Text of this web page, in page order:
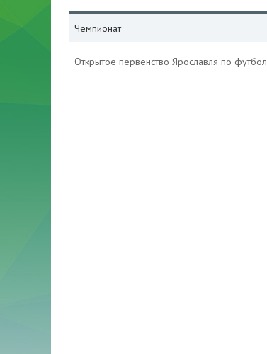
Чемпионат
Открытое первенство Ярославля по